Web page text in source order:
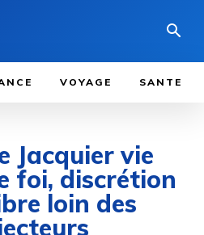
VOYAGE SANTE
Jacquier vie
foi, discrétion
loin des